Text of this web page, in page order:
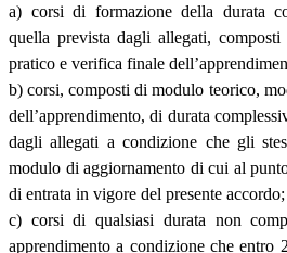
a) corsi di formazione della durata
quella prevista dagli allegati,
pratico e verifica finale
b) corsi, composti di modulo teorico,
dell’apprendimento, di durata
dagli allegati a condizione che gli
modulo di aggiornamento di cui al
di entrata in vigore del presente accordo;
c) corsi di qualsiasi durata non
apprendimento a condizione che entro